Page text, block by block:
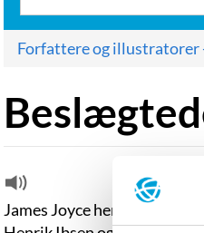
Forfattere og illustratorer
James Joyce hentede en